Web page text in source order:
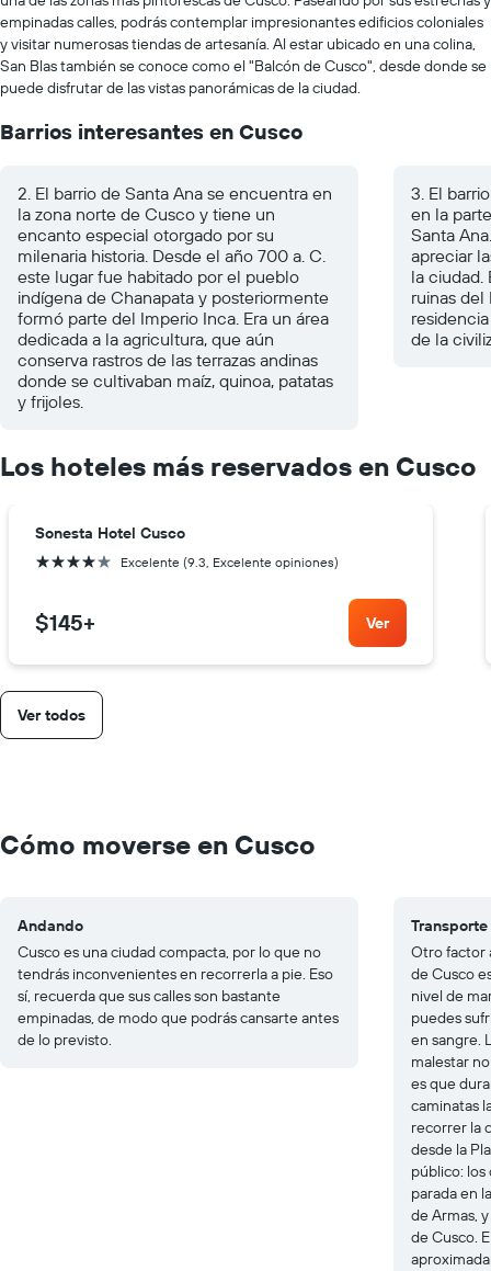
empinadas calles, podrás contemplar impresionantes edificios coloniales
y visitar numerosas tiendas de artesanía. Al estar ubicado en una colina,
San Blas también se conoce como el "Balcón de Cusco", desde donde se
puede disfrutar de las vistas panorámicas de la ciudad.
Barrios interesantes en Cusco
2. El barrio de Santa Ana se encuentra en
la zona norte de Cusco y tiene un
encanto especial otorgado por su
milenaria historia. Desde el año 700 a. C.
este lugar fue habitado por el pueblo
indígena de Chanapata y posteriormente
formó parte del Imperio Inca. Era un área
dedicada a la agricultura, que aún
conserva rastros de las terrazas andinas
donde se cultivaban maíz, quinoa, patatas
y frijoles.
3. El
en la
Santa
apreciar
la ciudad.
ruinas
de la
Los hoteles más reservados en Cusco
Sonesta Hotel Cusco
4 estrellas Excelente (9.3, Excelente opiniones)
$145+ Ver
Ver todos
Cómo moverse en Cusco
Andando
Cusco es una ciudad compacta, por lo que no
tendrás inconvenientes en recorrerla a pie. Eso
sí, recuerda que sus calles son bastante
empinadas, de modo que podrás cansarte antes
de lo previsto.
Otro factor
de Cusco
nivel de
puedes
en sangre.
malestar
es que
caminatas
recorrer la
desde la
público: los
parada en
de Armas,
de Cusco.